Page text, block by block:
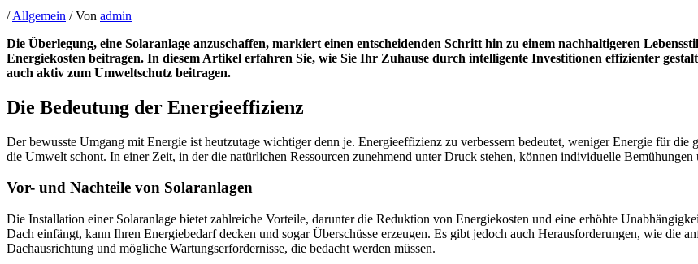
/Allgemein / Von admin
Die Überlegung, eine Solaranlage anzuschaffen, markiert einen entscheidenden Schritt hin zu einem nachhaltigeren
Energiekosten beitragen. In diesem Artikel erfahren Sie, wie Sie Ihr Zuhause durch intelligente Investitionen effizienter
auch aktiv zum Umweltschutz beitragen.
Die Bedeutung der Energieeffizienz
Der bewusste Umgang mit Energie ist heutzutage wichtiger denn je. Energieeffizienz zu verbessern bedeutet, weniger Energie für
die Umwelt schont. In einer Zeit, in der die natürlichen Ressourcen zunehmend unter Druck stehen, können individuelle
Vor- und Nachteile von Solaranlagen
Die Installation einer Solaranlage bietet zahlreiche Vorteile, darunter die Reduktion von Energiekosten und eine erhöhte
Dach einfängt, kann Ihren Energiebedarf decken und sogar Überschüsse erzeugen. Es gibt jedoch auch Herausforderungen, wie die
Dachausrichtung und mögliche Wartungserfordernisse, die bedacht werden müssen.